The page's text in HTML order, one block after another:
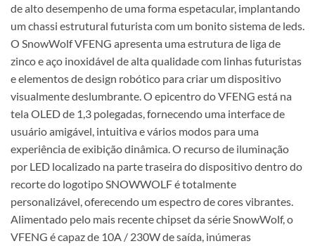
de alto desempenho de uma forma espetacular, implantando
um chassi estrutural futurista com um bonito sistema de leds.
O SnowWolf VFENG apresenta uma estrutura de liga de
zinco e aço inoxidável de alta qualidade com linhas futuristas
e elementos de design robótico para criar um dispositivo
visualmente deslumbrante. O epicentro do VFENG está na
tela OLED de 1,3 polegadas, fornecendo uma interface de
usuário amigável, intuitiva e vários modos para uma
experiência de exibição dinâmica. O recurso de iluminação
por LED localizado na parte traseira do dispositivo dentro do
recorte do logotipo SNOWWOLF é totalmente
personalizável, oferecendo um espectro de cores vibrantes.
Alimentado pelo mais recente chipset da série SnowWolf, o
VFENG é capaz de 10A / 230W de saída, inúmeras